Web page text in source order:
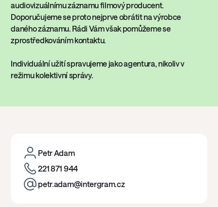
audiovizuálnímu záznamu filmový producent.
Doporučujeme se proto nejprve obrátit na výrobce
daného záznamu. Rádi Vám však pomůžeme se
zprostředkováním kontaktu.
Individuální užití spravujeme jako agentura, nikoliv v
režimu kolektivní správy.
Petr Adam
221 871 944
petr.adam@intergram.cz